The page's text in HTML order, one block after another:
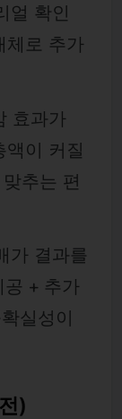
얼 확인
체로 추가
효과가
액이 커질
추는 편
가 결과를
공 + 추가
실성이
)